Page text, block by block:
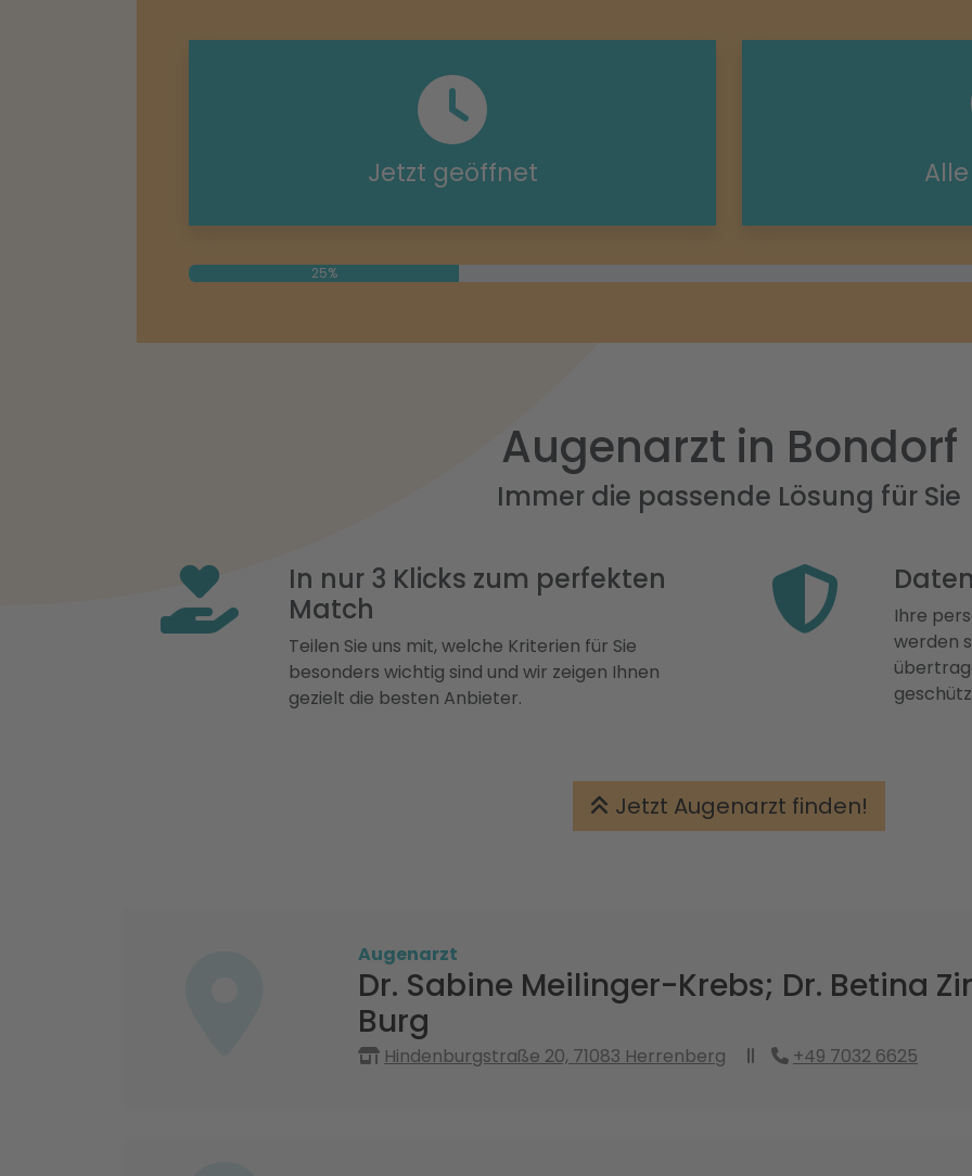
Jetzt geöffnet
25%
Augenarzt in Bondorf
Immer die passende Lösung für Sie
In nur 3 Klicks zum perfekten
Match
Teilen Sie uns mit, welche Kriterien für Sie
besonders wichtig sind und wir zeigen Ihnen
gezielt die besten Anbieter.
Ihre
werden
Jetzt Augenarzt finden!
Augenarzt
Dr. Sabine Meilinger-Krebs; Dr. Betina
Burg
Hindenburgstraße 20, 71083 Herrenberg +49 7032 6625